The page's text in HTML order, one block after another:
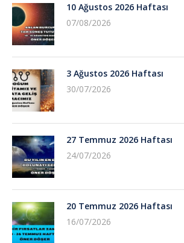
10 Ağustos 2026 Haftası
07/08/2026
3 Ağustos 2026 Haftası
30/07/2026
27 Temmuz 2026 Haftası
24/07/2026
20 Temmuz 2026 Haftası
16/07/2026